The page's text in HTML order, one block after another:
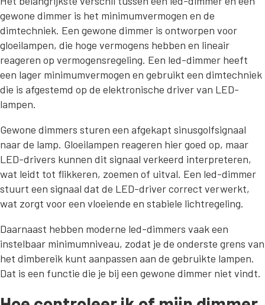
gewone dimmer is het minimumvermogen en de
dimtechniek. Een gewone dimmer is ontworpen voor
gloeilampen, die hoge vermogens hebben en lineair
reageren op vermogensregeling. Een led-dimmer heeft
een lager minimumvermogen en gebruikt een dimtechniek
die is afgestemd op de elektronische driver van LED-
lampen.
Gewone dimmers sturen een afgekapt sinusgolfsignaal
naar de lamp. Gloeilampen reageren hier goed op, maar
LED-drivers kunnen dit signaal verkeerd interpreteren,
wat leidt tot flikkeren, zoemen of uitval. Een led-dimmer
stuurt een signaal dat de LED-driver correct verwerkt,
wat zorgt voor een vloeiende en stabiele lichtregeling.
Daarnaast hebben moderne led-dimmers vaak een
instelbaar minimumniveau, zodat je de onderste grens van
het dimbereik kunt aanpassen aan de gebruikte lampen.
Dat is een functie die je bij een gewone dimmer niet vindt.